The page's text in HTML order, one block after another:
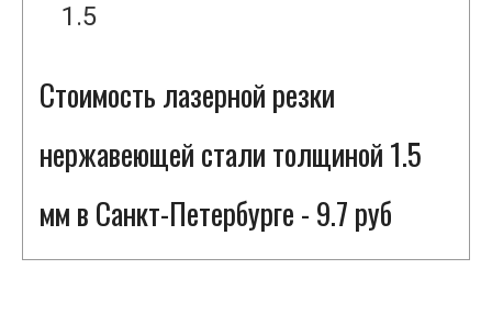
1.5
Стоимость лазерной резки
нержавеющей стали толщиной 1.5
мм в Санкт-Петербурге - 9.7 руб